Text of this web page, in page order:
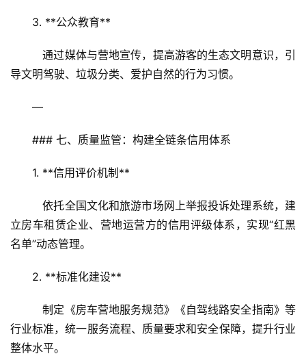
3. **公众教育**
   通过媒体与营地宣传，提高游客的生态文明意识，引
导文明驾驶、垃圾分类、爱护自然的行为习惯。
—
### 七、质量监管：构建全链条信用体系
1. **信用评价机制**
   依托全国文化和旅游市场网上举报投诉处理系统，建
立房车租赁企业、营地运营方的信用评级体系，实现“红黑
名单”动态管理。
2. **标准化建设**
   制定《房车营地服务规范》《自驾线路安全指南》等
行业标准，统一服务流程、质量要求和安全保障，提升行业
整体水平。